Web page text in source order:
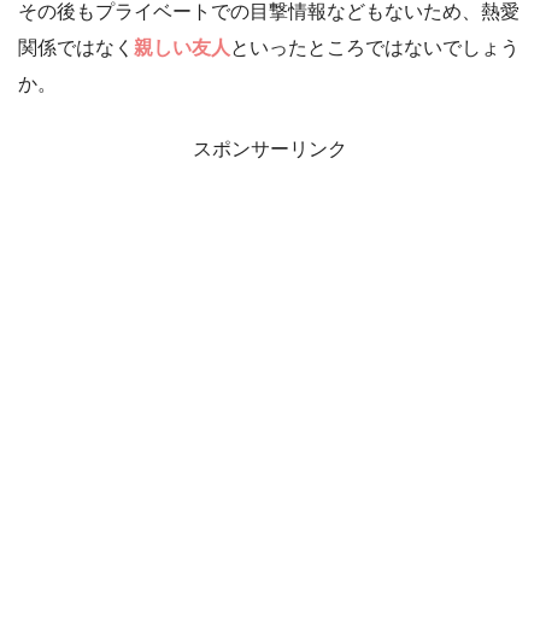
その後もプライベートでの目撃情報などもないため、熱愛
関係ではなく 親しい友人といったところではないでしょう
か。
スポンサーリンク